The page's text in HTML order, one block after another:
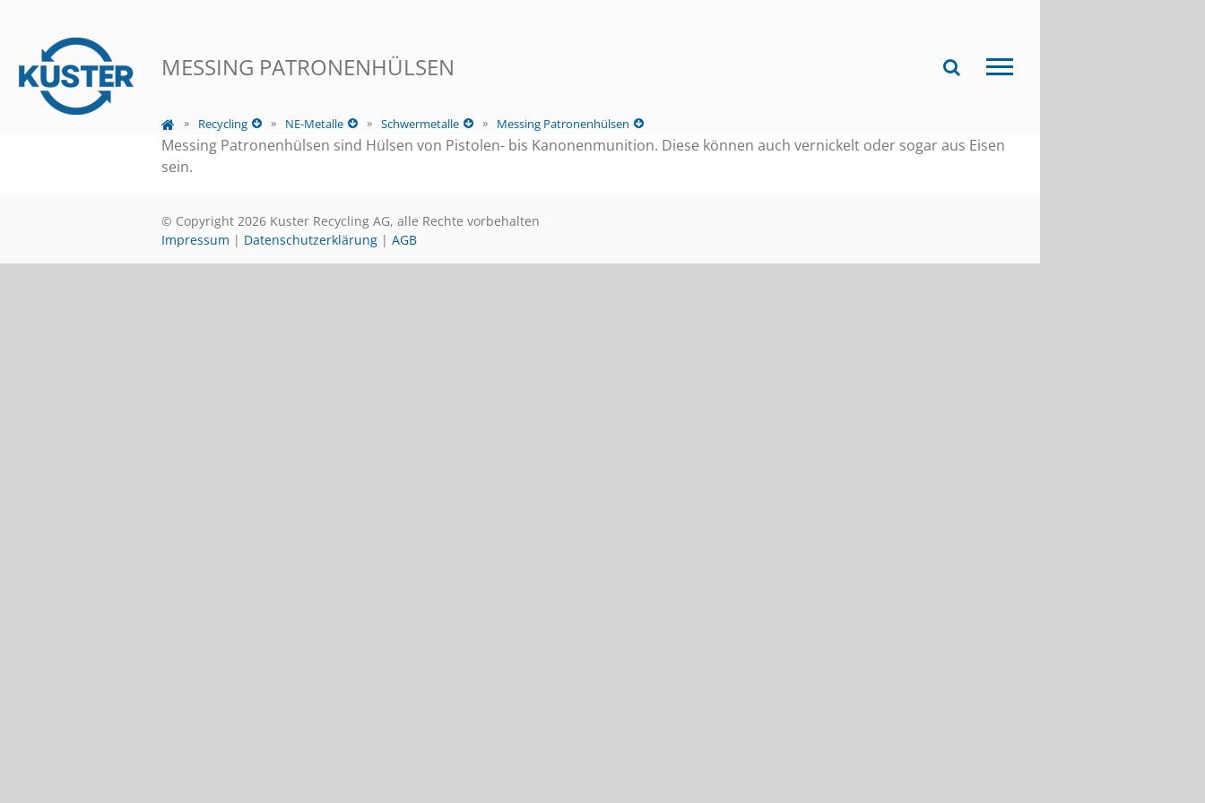
MESSING PATRONENHÜLSEN
Recycling NE-Metalle Schwermetalle Messing Patronenhülsen
Messing Patronenhülsen sind Hülsen von Pistolen- bis Kanonenmunition. Diese können auch vernickelt oder sogar aus Eisen
sein.
© Copyright 2026 Kuster Recycling AG, alle Rechte vorbehalten
Impressum | Datenschutzerklärung | AGB